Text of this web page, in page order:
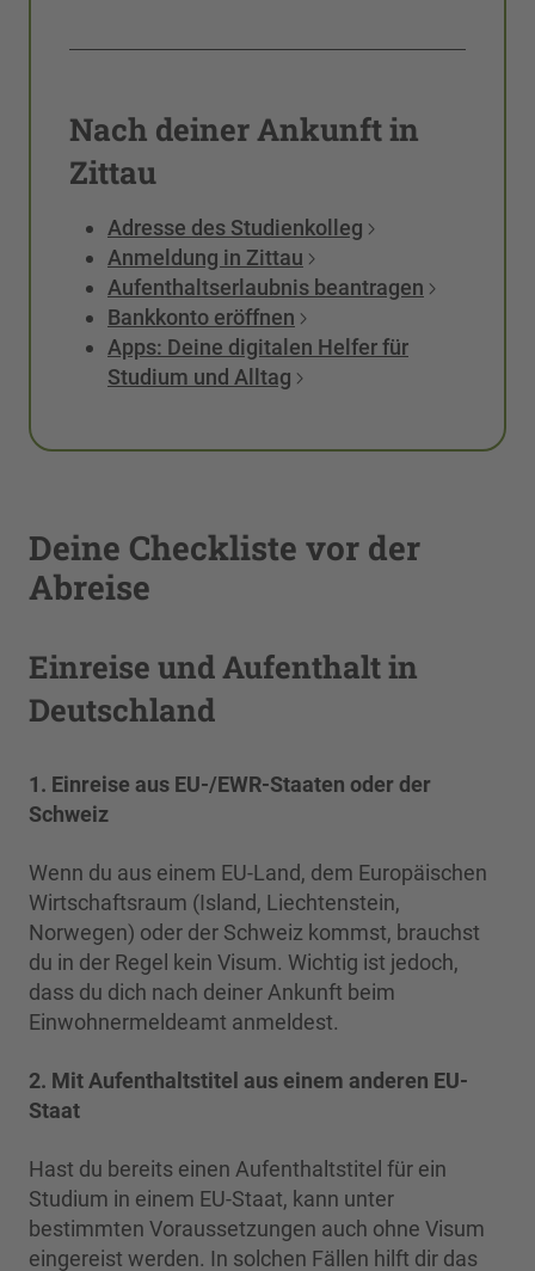
Nach deiner Ankunft in
Zittau
Adresse des Studienkolleg
Anmeldung in Zittau
Aufenthaltserlaubnis beantragen
Bankkonto eröffnen
Apps: Deine digitalen Helfer für
Studium und Alltag
Deine Checkliste vor der
Abreise
Einreise und Aufenthalt in
Deutschland
1. Einreise aus EU-/EWR-Staaten oder der
Schweiz
Wenn du aus einem EU-Land, dem Europäischen
Wirtschaftsraum (Island, Liechtenstein,
Norwegen) oder der Schweiz kommst, brauchst
du in der Regel kein Visum. Wichtig ist jedoch,
dass du dich nach deiner Ankunft beim
Einwohnermeldeamt anmeldest.
2. Mit Aufenthaltstitel aus einem anderen EU-
Staat
Hast du bereits einen Aufenthaltstitel für ein
Studium in einem EU-Staat, kann unter
bestimmten Voraussetzungen auch ohne Visum
eingereist werden. In solchen Fällen hilft dir das